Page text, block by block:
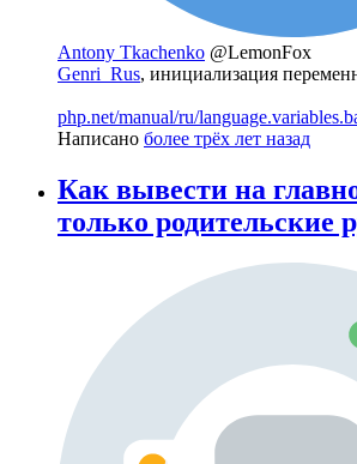
Antony Tkachenko @LemonFox
Genri_Rus, инициализация
php.net/manual/ru/
Написано более трёх лет назад
Как вывести на
только родительские